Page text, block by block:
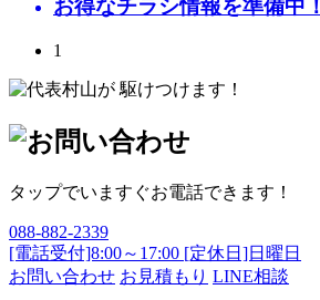
お得なチラシ情報を準備中！
1
タップでいますぐお電話できます！
088-882-2339
[電話受付]8:00～17:00 [定休日]日曜日
お問い合わせ お見積もり LINE相談